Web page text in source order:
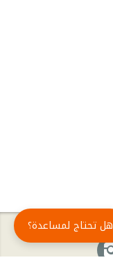
هل تحتاج لمساعدة؟